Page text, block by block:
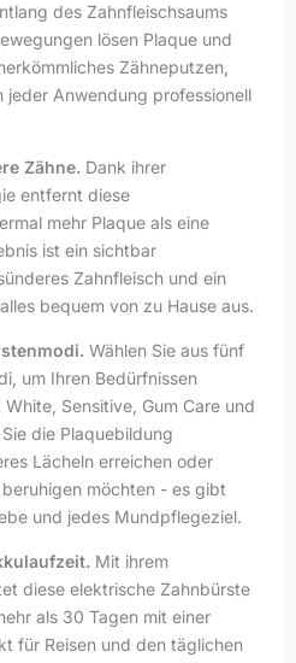
des Zahnfleischsaums
lösen Plaque und
Zähneputzen,
jeder Anwendung professionell
Zähne. Dank ihrer
entfernt diese
mehr Plaque als eine
ist ein sichtbar
Zahnfleisch und ein
bequem von zu Hause aus.
Wählen Sie aus fünf
um Ihren Bedürfnissen
Sensitive, Gum Care und
die Plaquebildung
Lächeln erreichen oder
möchten - es gibt
und jedes Mundpflegeziel.
Mit ihrem
diese elektrische Zahnbürste
als 30 Tagen mit einer
für Reisen und den täglichen